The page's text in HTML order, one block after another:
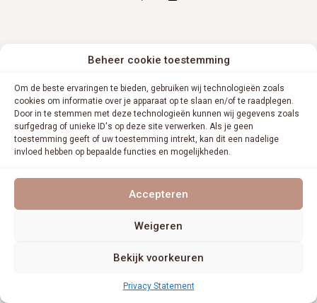
Beheer cookie toestemming
Om de beste ervaringen te bieden, gebruiken wij technologieën zoals
cookies om informatie over je apparaat op te slaan en/of te raadplegen.
Door in te stemmen met deze technologieën kunnen wij gegevens zoals
surfgedrag of unieke ID's op deze site verwerken. Als je geen
toestemming geeft of uw toestemming intrekt, kan dit een nadelige
invloed hebben op bepaalde functies en mogelijkheden.
Accepteren
Weigeren
Bekijk voorkeuren
Privacy Statement